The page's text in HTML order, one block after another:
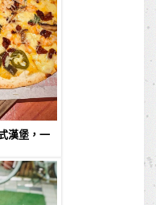
漢堡，一